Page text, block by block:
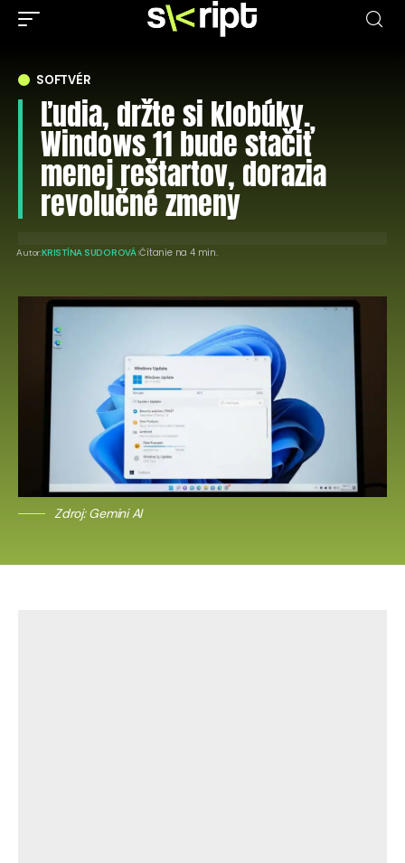
SOFTVÉR
Ľudia, držte si klobúky.
Windows 11 bude stačiť
menej reštartov, dorazia
revolučné zmeny
Autor:KRISTÍNA SUDOROVÁ Čítanie na 4 min.
Zdroj: Gemini AI